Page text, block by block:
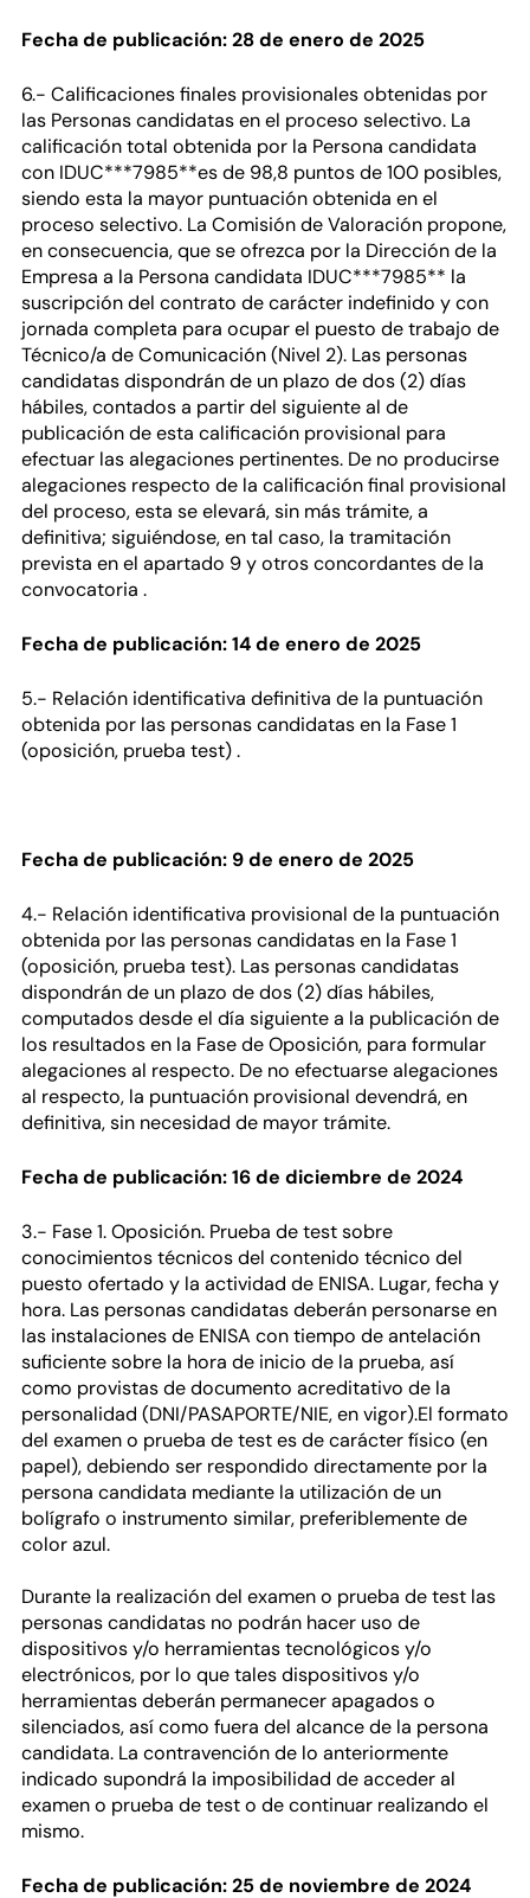
Fecha de publicación: 28 de enero de 2025
6.- Calificaciones finales provisionales obtenidas por
las Personas candidatas en el proceso selectivo. La
calificación total obtenida por la Persona candidata
con IDUC***7985**es de 98,8 puntos de 100 posibles,
siendo esta la mayor puntuación obtenida en el
proceso selectivo. La Comisión de Valoración propone,
en consecuencia, que se ofrezca por la Dirección de la
Empresa a la Persona candidata IDUC***7985** la
suscripción del contrato de carácter indefinido y con
jornada completa para ocupar el puesto de trabajo de
Técnico/a de Comunicación (Nivel 2). Las personas
candidatas dispondrán de un plazo de dos (2) días
hábiles, contados a partir del siguiente al de
publicación de esta calificación provisional para
efectuar las alegaciones pertinentes. De no producirse
alegaciones respecto de la calificación final provisional
del proceso, esta se elevará, sin más trámite, a
definitiva; siguiéndose, en tal caso, la tramitación
prevista en el apartado 9 y otros concordantes de la
convocatoria .
Fecha de publicación: 14 de enero de 2025
5.- Relación identificativa definitiva de la puntuación
obtenida por las personas candidatas en la Fase 1
(oposición, prueba test) .
Fecha de publicación: 9 de enero de 2025
4.- Relación identificativa provisional de la puntuación
obtenida por las personas candidatas en la Fase 1
(oposición, prueba test). Las personas candidatas
dispondrán de un plazo de dos (2) días hábiles,
computados desde el día siguiente a la publicación de
los resultados en la Fase de Oposición, para formular
alegaciones al respecto. De no efectuarse alegaciones
al respecto, la puntuación provisional devendrá, en
definitiva, sin necesidad de mayor trámite.
Fecha de publicación: 16 de diciembre de 2024
3.- Fase 1. Oposición. Prueba de test sobre
conocimientos técnicos del contenido técnico del
puesto ofertado y la actividad de ENISA. Lugar, fecha y
hora. Las personas candidatas deberán personarse en
las instalaciones de ENISA con tiempo de antelación
suficiente sobre la hora de inicio de la prueba, así
como provistas de documento acreditativo de la
personalidad (DNI/PASAPORTE/NIE, en vigor).El formato
del examen o prueba de test es de carácter físico (en
papel), debiendo ser respondido directamente por la
persona candidata mediante la utilización de un
bolígrafo o instrumento similar, preferiblemente de
color azul.
Durante la realización del examen o prueba de test las
personas candidatas no podrán hacer uso de
dispositivos y/o herramientas tecnológicos y/o
electrónicos, por lo que tales dispositivos y/o
herramientas deberán permanecer apagados o
silenciados, así como fuera del alcance de la persona
candidata. La contravención de lo anteriormente
indicado supondrá la imposibilidad de acceder al
examen o prueba de test o de continuar realizando el
mismo.
Fecha de publicación: 25 de noviembre de 2024